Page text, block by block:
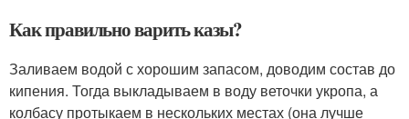
Как правильно варить казы?
Заливаем водой с хорошим запасом, доводим состав до
кипения. Тогда выкладываем в воду веточки укропа, а
колбасу протыкаем в нескольких местах (она лучше